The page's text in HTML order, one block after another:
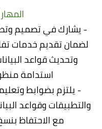
- يشارك في تصميم
لضمان تقديم خدمات
وتحديث قواعد
استدامة
- يلتزم بضوابط
والتطبيقات وقواعد
مع الاحتفاظ